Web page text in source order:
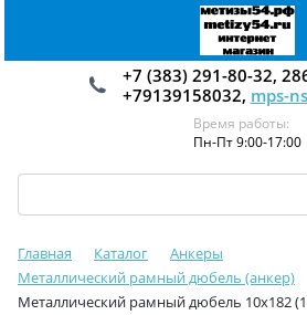
+7 (383) 291-80-32,
+79139158032, mps-
Время работы:
Пн-Пт 9:00-17:00
Главная Каталог
Анкеры
Металлический рамный дюбель (анкер)
Металлический рамный дюбель 10х182